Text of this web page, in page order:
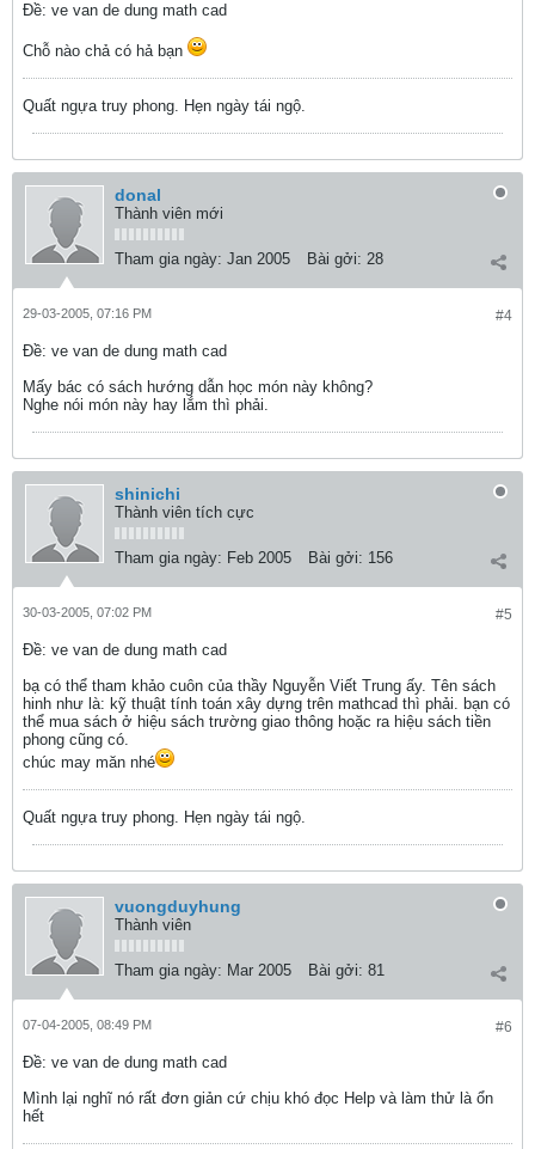
Ðề: ve van de dung math cad
Chỗ nào chả có hả bạn
Quất ngựa truy phong. Hẹn ngày tái ngộ.
donal
Thành viên mới
Tham gia ngày: Jan 2005 Bài gởi: 28
#4
29-03-2005, 07:16 PM
Ðề: ve van de dung math cad
Mấy bác có sách hướng dẫn học món này không?
Nghe nói món này hay lắm thì phải.
shinichi
Thành viên tích cực
Tham gia ngày: Feb 2005 Bài gởi: 156
#5
30-03-2005, 07:02 PM
Ðề: ve van de dung math cad
bạ có thể tham khảo cuôn của thầy Nguyễn Viết Trung ấy. Tên sách
hinh như là: kỹ thuật tính toán xây dựng trên mathcad thì phải. bạn có
thể mua sách ở hiệu sách trường giao thông hoặc ra hiệu sách tiền
phong cũng có.
chúc may măn nhé
Quất ngựa truy phong. Hẹn ngày tái ngộ.
vuongduyhung
Thành viên
Tham gia ngày: Mar 2005 Bài gởi: 81
#6
07-04-2005, 08:49 PM
Ðề: ve van de dung math cad
Mình lại nghĩ nó rất đơn giản cứ chịu khó đọc Help và làm thử là ổn
hết